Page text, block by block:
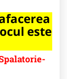
este